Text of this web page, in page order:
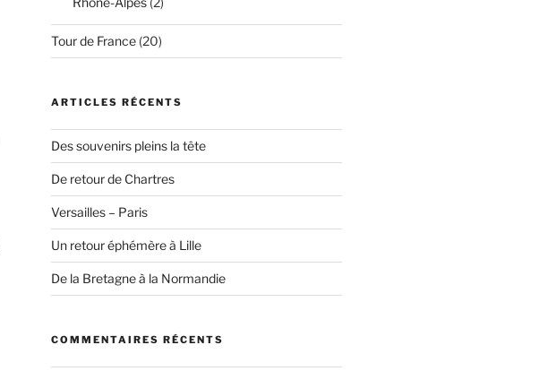
Tour de France(20)
ARTICLES RÉCENTS
Des souvenirs pleins la tête
De retour de Chartres
Versailles – Paris
Un retour éphémère à Lille
De la Bretagne à la Normandie
COMMENTAIRES RÉCENTS